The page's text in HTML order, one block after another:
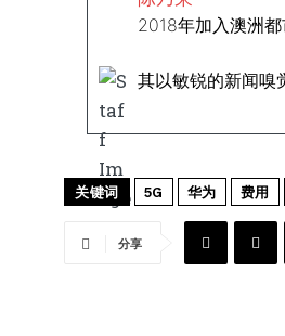
2018年加入澳洲
其以敏锐的新闻嗅
关键词 5G 华为 费用
分享